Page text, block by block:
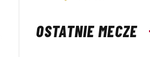
OSTATNIE MECZE